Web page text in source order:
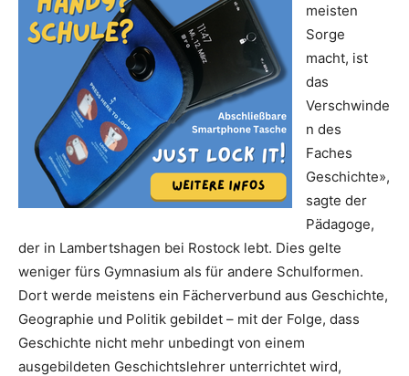
meisten
Sorge
macht, ist
das
Verschwinde
n des
Faches
Geschichte»,
sagte der
Pädagoge,
der in Lambertshagen bei Rostock lebt. Dies gelte
weniger fürs Gymnasium als für andere Schulformen.
Dort werde meistens ein Fächerverbund aus Geschichte,
Geographie und Politik gebildet – mit der Folge, dass
Geschichte nicht mehr unbedingt von einem
ausgebildeten Geschichtslehrer unterrichtet wird,